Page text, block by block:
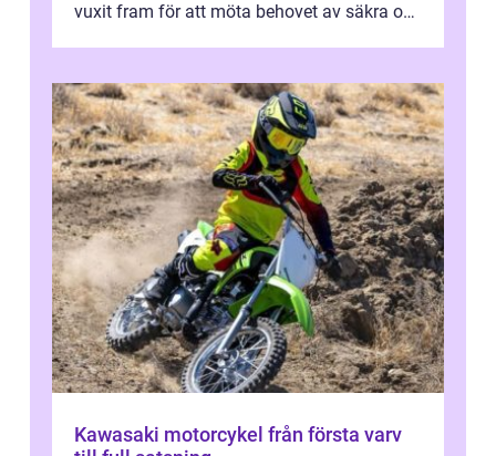
vuxit fram för att möta behovet av säkra och
Kawasaki motorcykel från första varv